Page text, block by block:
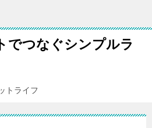
でつなぐシンプルラ
トライフ